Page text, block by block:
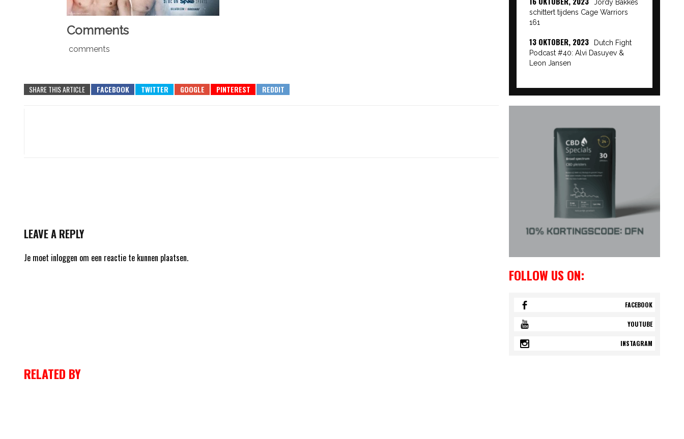
Comments
comments
SHARE THIS ARTICLE
LEAVE A REPLY
Je moet inloggen om een reactie te kunnen plaatsen.
Jordy Bakkes
schittert tijdens Cage Warriors
161
13 OKTOBER, 2023
Dutch Fight
Podcast #40: Alvi Dasuyev &
Leon Jansen
FOLLOW US ON:
FACEBOOK
YOUTUBE
INSTAGRAM
RELATED BY